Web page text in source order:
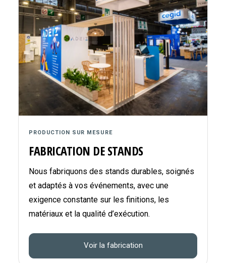
PRODUCTION SUR MESURE
FABRICATION DE STANDS
Nous fabriquons des stands durables, soignés
et adaptés à vos événements, avec une
exigence constante sur les finitions, les
matériaux et la qualité d’exécution.
Voir la fabrication